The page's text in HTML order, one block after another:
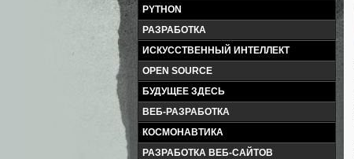
PYTHON
РАЗРАБОТКА
ИСКУССТВЕННЫЙ ИНТЕЛЛЕКТ
OPEN SOURCE
БУДУЩЕЕ ЗДЕСЬ
ВЕБ-РАЗРАБОТКА
КОСМОНАВТИКА
РАЗРАБОТКА ВЕБ-САЙТОВ